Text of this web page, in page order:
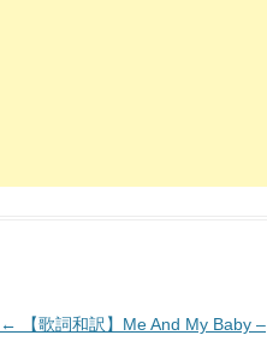
投
←
【歌詞和訳】Me And My Baby –